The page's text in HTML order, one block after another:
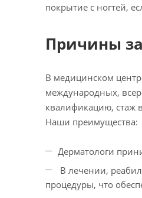
покрытие с ногтей,
Причины
В медицинском
международных,
квалификацию, стаж
Наши преимущества:
Дерматологи
В лечении,
процедуры, что